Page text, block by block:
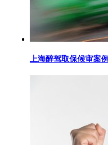
上海醉驾取保候审案例